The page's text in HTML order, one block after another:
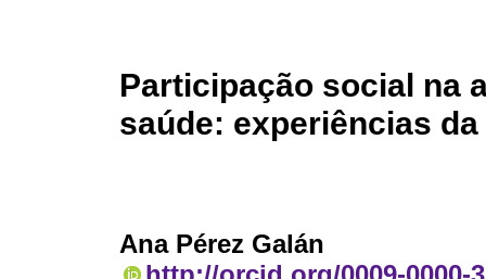
Participação social na
saúde: experiências
Ana Pérez Galán